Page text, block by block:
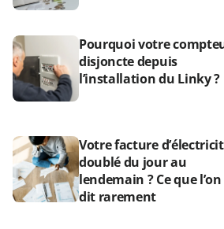
Pourquoi votre
disjoncte depuis
l’installation du Linky ?
Votre facture
doublé du jour au
lendemain ? Ce que
dit rarement